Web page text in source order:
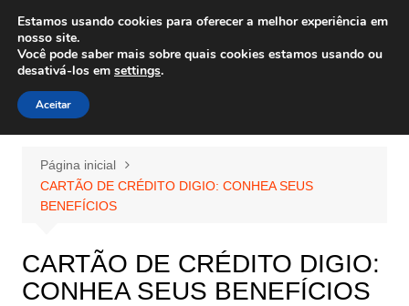
para
conteúdo
Wiley Wales
corais algas e vida marinha
Página inicial
CARTÃO DE CRÉDITO DIGIO: CONHEA SEUS
BENEFÍCIOS
CARTÃO DE CRÉDITO DIGIO:
CONHEA SEUS BENEFÍCIOS
Estamos usando cookies para oferecer a melhor experiência em
nosso site.
Você pode saber mais sobre quais cookies estamos usando ou
desativá-los em settings.
Aceitar